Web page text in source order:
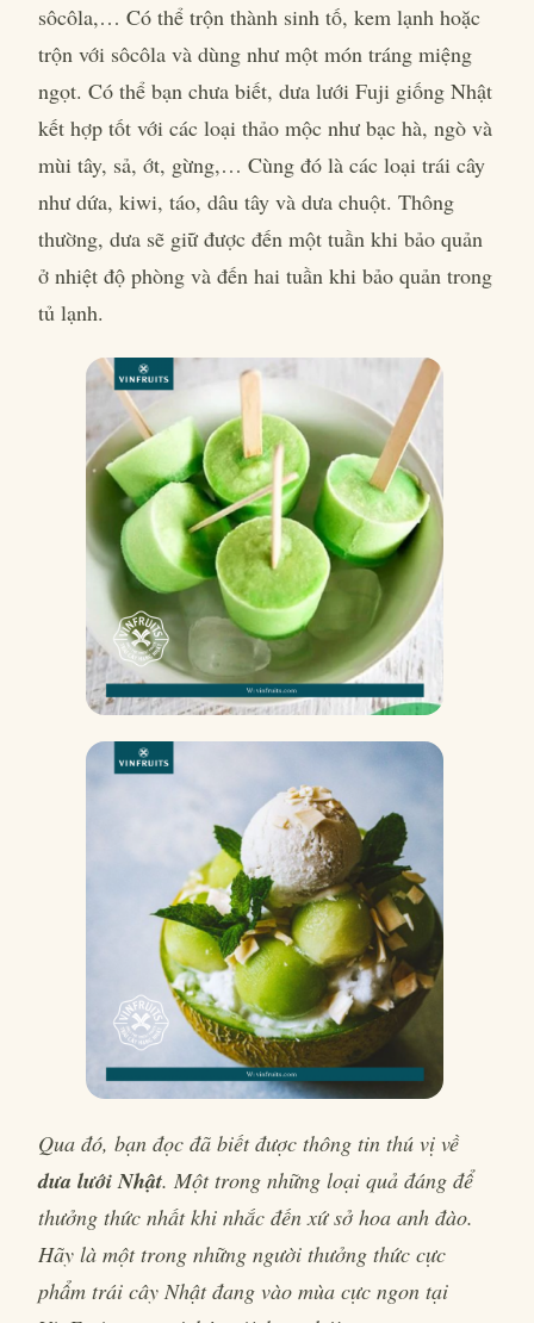
sôcôla,… Có thể trộn thành sinh tố, kem lạnh hoặc
trộn với sôcôla và dùng như một món tráng miệng
ngọt. Có thể bạn chưa biết, dưa lưới Fuji giống Nhật
kết hợp tốt với các loại thảo mộc như bạc hà, ngò và
mùi tây, sả, ớt, gừng,… Cùng đó là các loại trái cây
như dứa, kiwi, táo, dâu tây và dưa chuột. Thông
thường, dưa sẽ giữ được đến một tuần khi bảo quản
ở nhiệt độ phòng và đến hai tuần khi bảo quản trong
tủ lạnh.
Qua đó, bạn đọc đã biết được thông tin thú vị về
dưa lưới Nhật. Một trong những loại quả đáng để
thưởng thức nhất khi nhắc đến xứ sở hoa anh đào.
Hãy là một trong những người thưởng thức cực
phẩm trái cây Nhật đang vào mùa cực ngon tại